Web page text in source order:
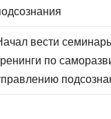
вести
по